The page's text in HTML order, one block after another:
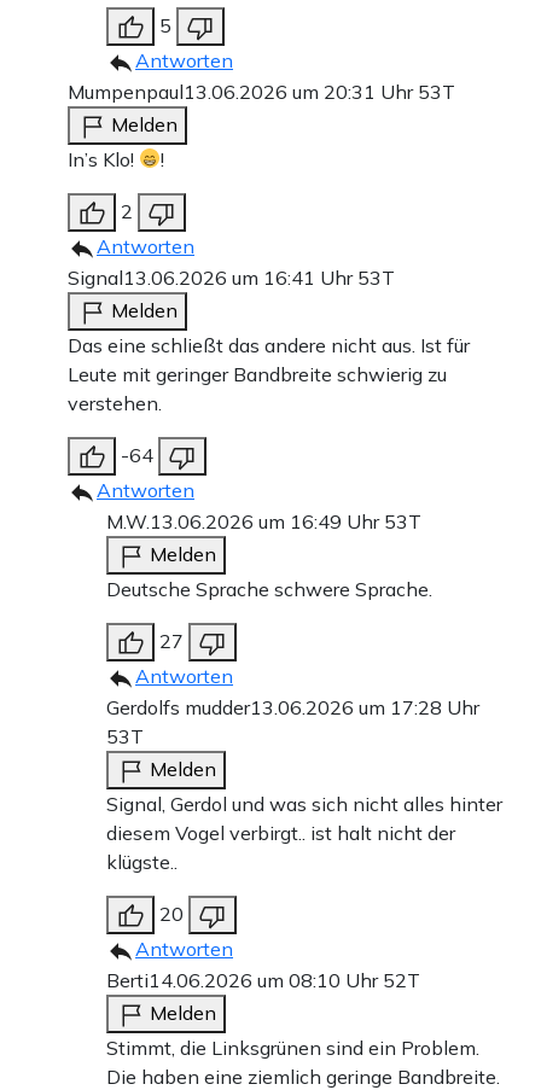
5
Antworten
Mumpenpaul13.06.2026 um 20:31 Uhr 53T
Melden
In’s Klo!
!
2
Antworten
Signal13.06.2026 um 16:41 Uhr 53T
Melden
Das eine schließt das andere nicht aus. Ist für
Leute mit geringer Bandbreite schwierig zu
verstehen.
-64
Antworten
M.W. 13.06.2026 um 16:49 Uhr 53T
Melden
Deutsche Sprache schwere Sprache.
27
Antworten
Gerdolfs mudder13.06.2026 um 17:28 Uhr
53T
Melden
Signal, Gerdol und was sich nicht alles hinter
diesem Vogel verbirgt.. ist halt nicht der
klügste..
20
Antworten
Berti14.06.2026 um 08:10 Uhr 52T
Melden
Stimmt, die Linksgrünen sind ein Problem.
Die haben eine ziemlich geringe Bandbreite.